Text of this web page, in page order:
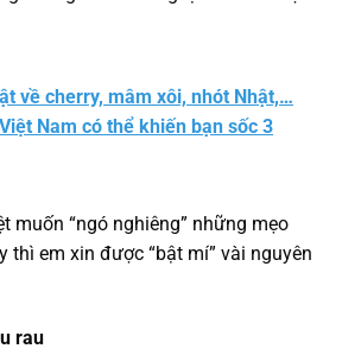
về cherry, mâm xôi, nhót Nhật,…
Nam có thể khiến bạn sốc 3
muốn “ngó nghiêng” những mẹo
thì em xin được “bật mí” vài nguyên
rau